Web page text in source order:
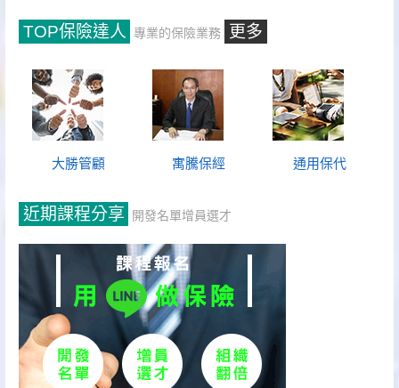
TOP保險達人 專業的保險業務 更多
大勝管顧 寓騰保經 通用保代
近期課程分享 開發名單增員選才